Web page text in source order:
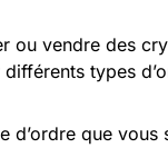
ou vendre des
types
d’ordre que